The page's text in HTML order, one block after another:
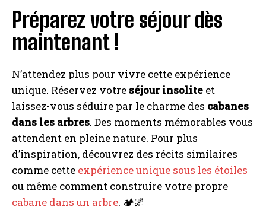
Préparez votre séjour dès
maintenant !
N’attendez plus pour vivre cette expérience
unique. Réservez votre séjour insolite et
laissez-vous séduire par le charme des cabanes
dans les arbres. Des moments mémorables vous
attendent en pleine nature. Pour plus
d’inspiration, découvrez des récits similaires
comme cette expérience unique sous les étoiles
ou même comment construire votre propre
cabane dans un arbre. 🏕️🌌